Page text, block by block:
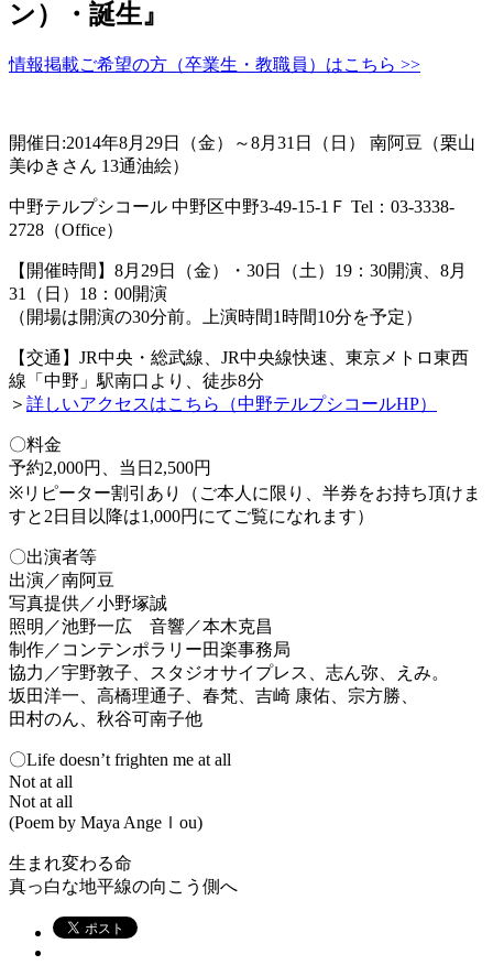
ン）・誕生』
情報掲載ご希望の方（卒業生・教職員）はこちら >>
開催日:2014年8月29日（金）～8月31日（日） 南阿豆（栗山
美ゆきさん 13通油絵）
中野テルプシコール 中野区中野3-49-15-1Ｆ Tel：03-3338-
2728（Office）
【開催時間】8月29日（金）・30日（土）19：30開演、8月
31（日）18：00開演
（開場は開演の30分前。上演時間1時間10分を予定）
【交通】JR中央・総武線、JR中央線快速、東京メトロ東西
線「中野」駅南口より、徒歩8分
＞ 詳しいアクセスはこちら（中野テルプシコールHP）
〇料金
予約2,000円、当日2,500円
※リピーター割引あり（ご本人に限り、半券をお持ち頂けま
すと2日目以降は1,000円にてご覧になれます）
〇出演者等
出演／南阿豆
写真提供／小野塚誠
照明／池野一広 音響／本木克昌
制作／コンテンポラリー田楽事務局
協力／宇野敦子、スタジオサイプレス、志ん弥、えみ。
坂田洋一、高橋理通子、春梵、吉崎 康佑、宗方勝、
田村のん、秋谷可南子他
〇Life doesn’t frighten me at all
Not at all
Not at all
(Poem by Maya Angeｌou)
生まれ変わる命
真っ白な地平線の向こう側へ